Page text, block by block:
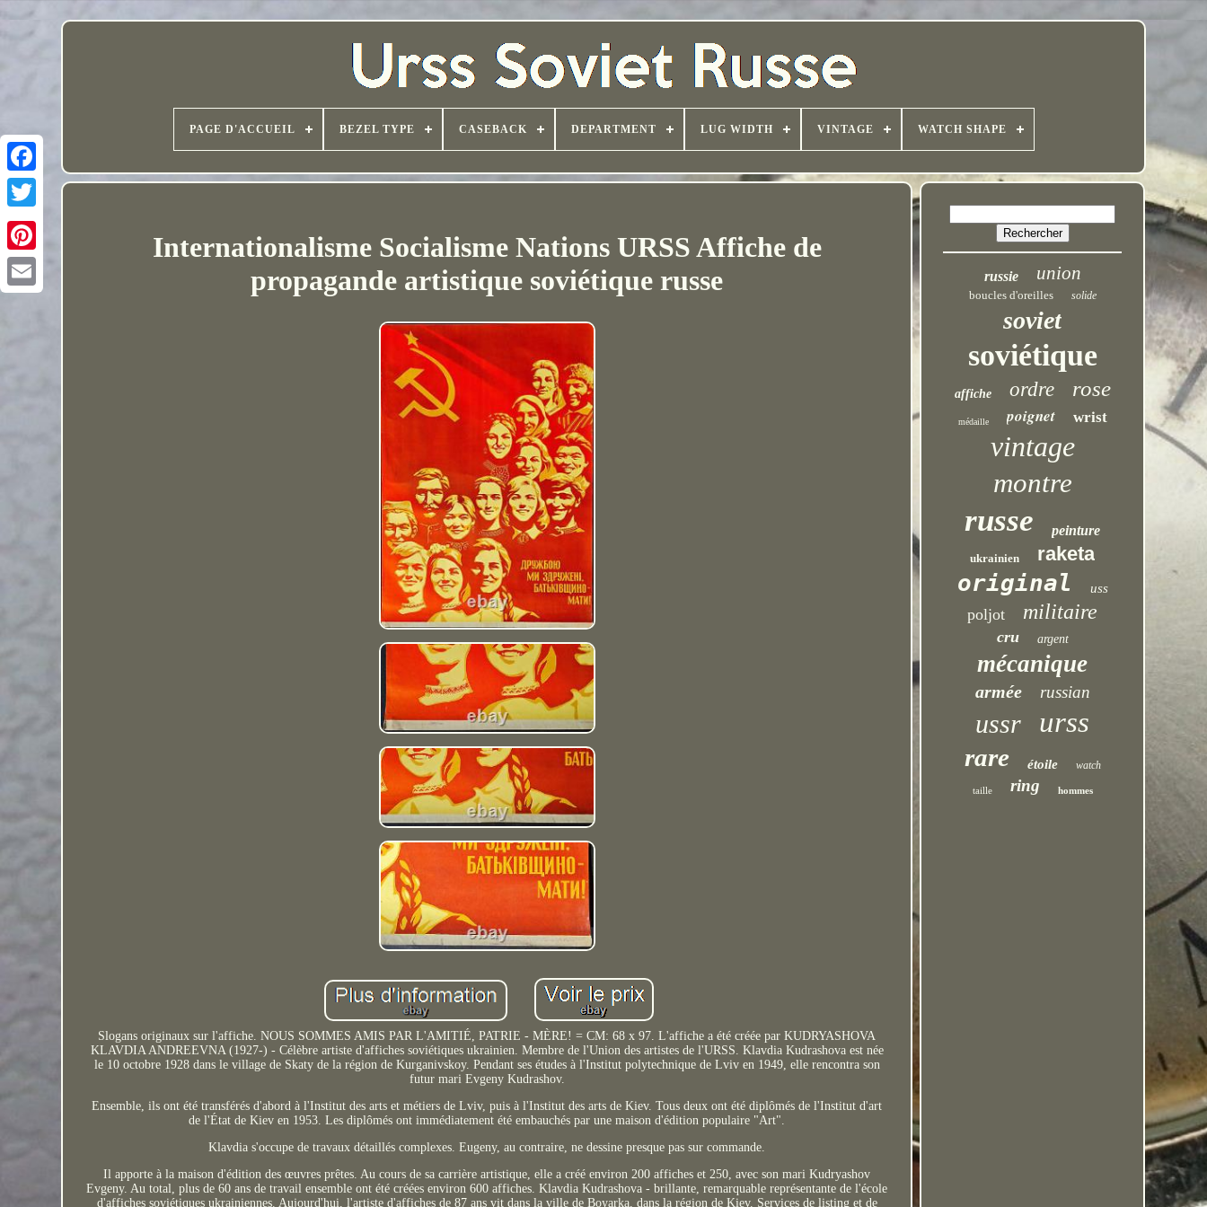
PAGE D'ACCUEIL BEZEL TYPE CASEBACK DEPARTMENT LUG WIDTH VINTAGE WATCH SHAPE
Internationalisme Socialisme Nations URSS Affiche de
propagande artistique soviétique russe
Slogans originaux sur l'affiche. NOUS SOMMES AMIS PAR L'AMITIÉ, PATRIE - MÈRE! = CM: 68 x 97. L'affiche a été créée par KUDRYASHOVA
KLAVDIA ANDREEVNA (1927-) - Célèbre artiste d'affiches soviétiques ukrainien. Membre de l'Union des artistes de l'URSS. Klavdia Kudrashova est née
le 10 octobre 1928 dans le village de Skaty de la région de Kurganivskoy. Pendant ses études à l'Institut polytechnique de Lviv en 1949, elle rencontra son
futur mari Evgeny Kudrashov.
Ensemble, ils ont été transférés d'abord à l'Institut des arts et métiers de Lviv, puis à l'Institut des arts de Kiev. Tous deux ont été diplômés de l'Institut d'art
de l'État de Kiev en 1953. Les diplômés ont immédiatement été embauchés par une maison d'édition populaire "Art".
Klavdia s'occupe de travaux détaillés complexes. Eugeny, au contraire, ne dessine presque pas sur commande.
Il apporte à la maison d'édition des œuvres prêtes. Au cours de sa carrière artistique, elle a créé environ 200 affiches et 250, avec son mari Kudryashov
Evgeny. Au total, plus de 60 ans de travail ensemble ont été créées environ 600 affiches. Klavdia Kudrashova - brillante, remarquable représentante de l'école
d'affiches soviétiques ukrainiennes. Aujourd'hui, l'artiste d'affiches de 87 ans vit dans la ville de Boyarka, dans la région de Kiev. Services de listing et de
russie union
boucles d'oreilles solide
soviet
soviétique
affiche ordre rose
médaille poignet wrist
vintage
montre
russe peinture
ukrainien raketa
original uss
poljot militaire
cru argent
mécanique
armée russian
ussr urss
rare étoile watch
taille ring hommes